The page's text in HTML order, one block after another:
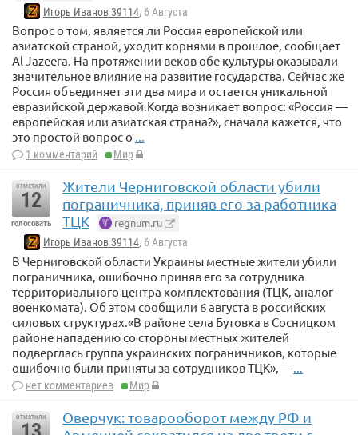
Игорь Иванов 39114, 6 Августа
Вопрос о том, является ли Россия европейской или
азиатской страной, уходит корнями в прошлое, сообщает
Al Jazeera. На протяжении веков обе культуры оказывали
значительное влияние на развитие государства. Сейчас же
Россия объединяет эти два мира и остается уникальной
евразийской державой.Когда возникает вопрос: «Россия —
европейская или азиатская страна?», сначала кажется, что
это простой вопрос о ...
1 комментарий Мир
отметили
12
голосовать
Жители Черниговской области убили
пограничника, приняв его за работника
ТЦК
regnum.ru
Игорь Иванов 39114, 6 Августа
В Черниговской области Украины местные жители убили
пограничника, ошибочно приняв его за сотрудника
территориального центра комплектования (ТЦК, аналог
военкомата). Об этом сообщили 6 августа в российских
силовых структурах.«В районе села Бутовка в Сосницком
районе нападению со стороны местных жителей
подверглась группа украинских пограничников, которые
ошибочно были приняты за сотрудников ТЦК», —
нет комментариев Мир
отметили
Оверчук: товарооборот между РФ и